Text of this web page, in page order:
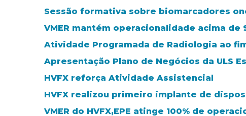
Sessão formativa sobre biomarcadores
VMER mantém operacionalidade acima de
Atividade Programada de Radiologia ao
Apresentação Plano de Negócios da ULS
HVFX reforça Atividade Assistencial
HVFX realizou primeiro implante de
VMER do HVFX,EPE atinge 100% de